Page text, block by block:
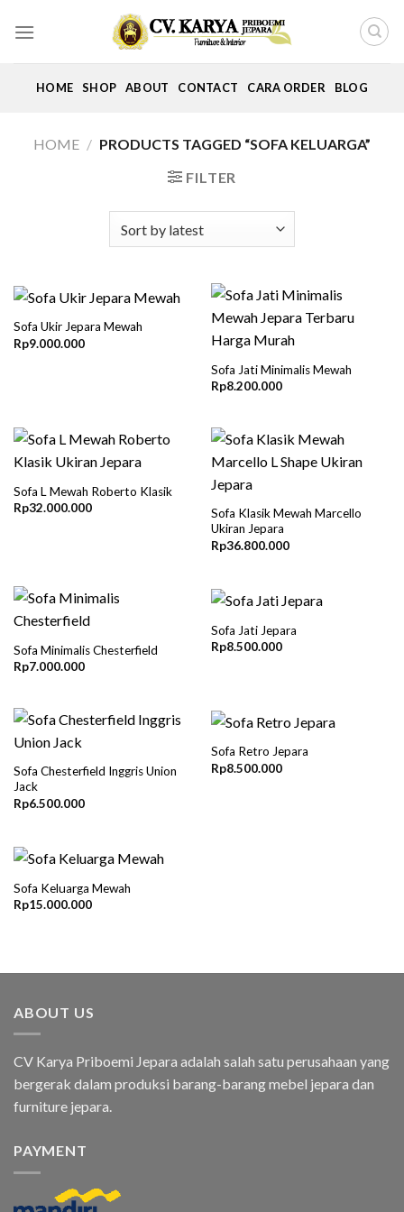
HOME SHOP ABOUT CONTACT CARA ORDER BLOG
HOME / PRODUCTS TAGGED “SOFA KELUARGA”
FILTER
Sofa Ukir Jepara Mewah
Rp9.000.000
Sofa Jati Minimalis Mewah
Rp8.200.000
Sofa L Mewah Roberto Klasik
Rp32.000.000
Sofa Klasik Mewah Marcello
Ukiran Jepara
Rp36.800.000
Sofa Minimalis Chesterfield
Rp7.000.000
Sofa Jati Jepara
Rp8.500.000
Sofa Chesterfield Inggris Union
Jack
Rp6.500.000
Sofa Retro Jepara
Rp8.500.000
Sofa Keluarga Mewah
Rp15.000.000
ABOUT US
CV Karya Priboemi Jepara adalah salah satu perusahaan yang
bergerak dalam produksi barang-barang mebel jepara dan
furniture jepara.
PAYMENT